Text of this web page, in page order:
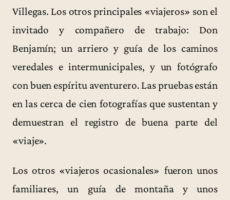
Villegas. Los otros principales «viajeros» son el
invitado y compañero de trabajo: Don
Benjamín; un arriero y guía de los caminos
veredales e intermunicipales, y un fotógrafo
con buen espíritu aventurero. Las pruebas están
en las cerca de cien fotografías que sustentan y
demuestran el registro de buena parte del
«viaje».
Los otros «viajeros ocasionales» fueron unos
familiares, un guía de montaña y unos